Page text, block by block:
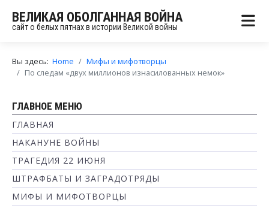
ВЕЛИКАЯ ОБОЛГАННАЯ ВОЙНА
сайт о белых пятнах в истории Великой войны
Вы здесь: Home
Мифы и мифотворцы
По следам «двух миллионов изнасилованных немок»
ГЛАВНОЕ МЕНЮ
ГЛАВНАЯ
НАКАНУНЕ ВОЙНЫ
ТРАГЕДИЯ 22 ИЮНЯ
ШТРАФБАТЫ И ЗАГРАДОТРЯДЫ
МИФЫ И МИФОТВОРЦЫ